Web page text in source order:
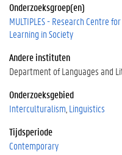
Onderzoeksgroep(en)
MULTIPLES - Research Centre
Learning in Society
Andere instituten
Department of Languages and
Onderzoeksgebied
Interculturalism Linguistics
Tijdsperiode
Contemporary